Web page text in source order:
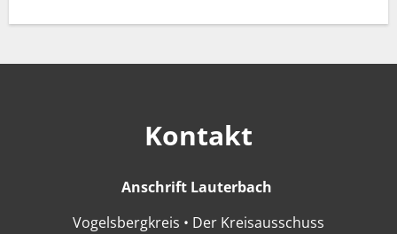
Kontakt
Anschrift Lauterbach
Vogelsbergkreis • Der Kreisausschuss